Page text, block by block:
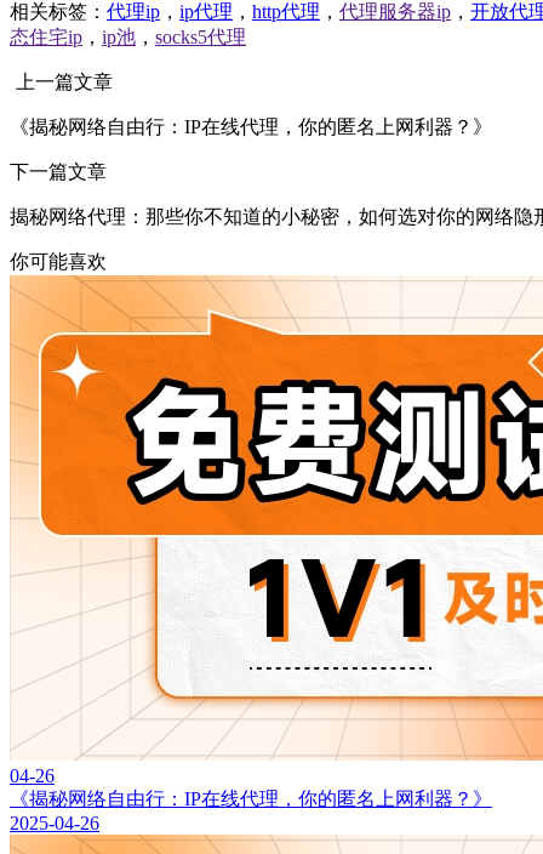
相关标签： 代理ip ， ip代理 ， http代理 ， 代理服务器ip ， 开放代
态住宅ip ， ip池 ， socks5代理
上一篇文章
《揭秘网络自由行：IP在线代理，你的匿名上网利器？》
下一篇文章
揭秘网络代理：那些你不知道的小秘密，如何选对你的网络隐
你可能喜欢
04-26
《揭秘网络自由行：IP在线代理，你的匿名上网利器？》
2025-04-26